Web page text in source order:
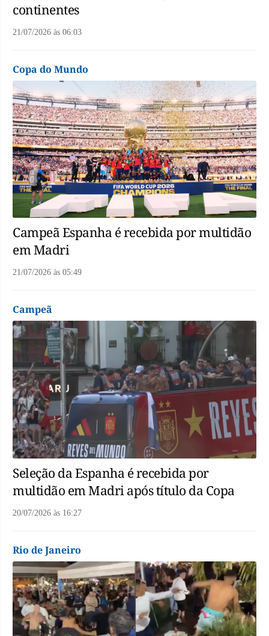
continentes
21/07/2026 às 06:03
Copa do Mundo
Campeã Espanha é recebida por multidão
em Madri
21/07/2026 às 05:49
Campeã
Seleção da Espanha é recebida por
multidão em Madri após título da Copa
20/07/2026 às 16:27
Rio de Janeiro